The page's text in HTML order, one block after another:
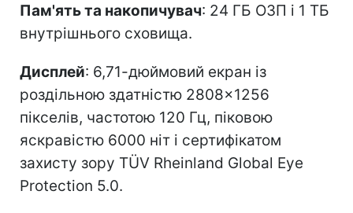
Пам'ять та накопичувач: 24 ГБ ОЗП і 1 ТБ
внутрішнього сховища.
Дисплей: 6,71-дюймовий екран із
роздільною здатністю 2808×1256
пікселів, частотою 120 Гц, піковою
яскравістю 6000 ніт і сертифікатом
захисту зору TÜV Rheinland Global Eye
Protection 5.0.